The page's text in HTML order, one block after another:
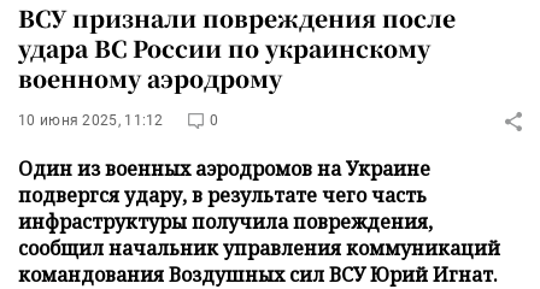
ВСУ признали повреждения после
удара ВС России по украинскому
военному аэродрому
10 июня 2025, 11:12 0
Один из военных аэродромов на Украине
подвергся удару, в результате чего часть
инфраструктуры получила повреждения,
сообщил начальник управления коммуникаций
командования Воздушных сил ВСУ Юрий Игнат.